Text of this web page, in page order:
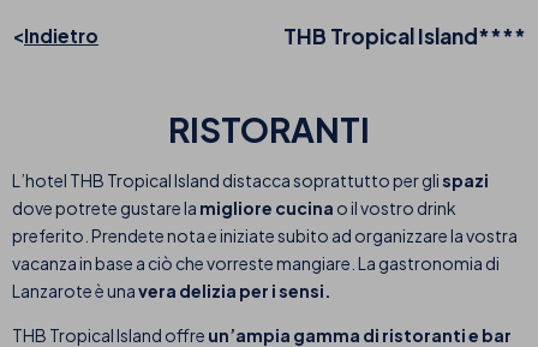
Indietro THB Tropical Island****
RISTORANTI
L’hotel THB Tropical Island distacca soprattutto per gli spazi
dove potrete gustare la migliore cucina o il vostro drink
preferito. Prendete nota e iniziate subito ad organizzare la vostra
vacanza in base a ciò che vorreste mangiare. La gastronomia di
Lanzarote è unavera delizia per i sensi.
THB Tropical Island offre un’ampia gamma di ristoranti e bar